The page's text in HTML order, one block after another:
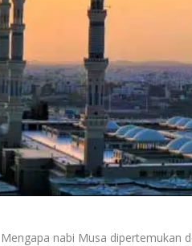
Mengapa nabi Musa dipertemukan